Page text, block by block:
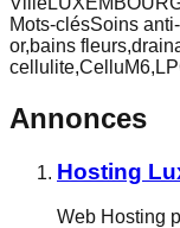
Mots-clésSoins
or,bains
Annonces
Hosting
Web Hosting